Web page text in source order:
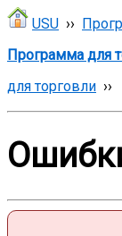
USU ››
Программа для
для торговли ››